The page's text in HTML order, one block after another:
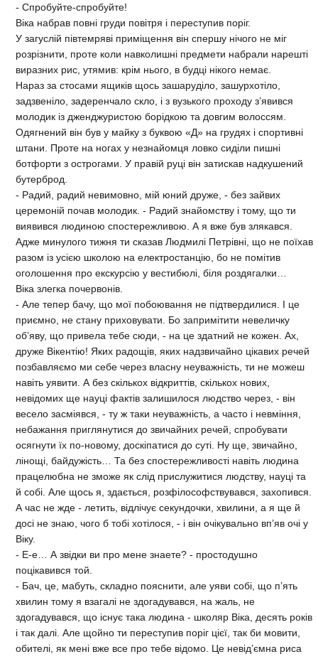
- Спробуйте-спробуйте!
Віка набрав повні груди повітря і переступив поріг.
У загуслій півтемряві приміщення він спершу нічого не міг
розрізнити, проте коли навколишні предмети набрали нарешті
виразних рис, утямив: крім нього, в будці нікого немає.
Нараз за стосами ящиків щось зашаруділо, зашурхотіло,
задзвеніло, задеренчало скло, і з вузького проходу з’явився
молодик із дженджуристою борідкою та довгим волоссям.
Одягнений він був у майку з буквою «Д» на грудях і спортивні
штани. Проте на ногах у незнайомця ловко сиділи пишні
ботфорти з острогами. У правій руці він затискав надкушений
бутерброд.
- Радий, радий невимовно, мій юний друже, - без зайвих
церемоній почав молодик. - Радий знайомству і тому, що ти
виявився людиною спостережливою. А я вже був злякався.
Адже минулого тижня ти сказав Людмилі Петрівні, що не поїхав
разом із усією школою на електростанцію, бо не помітив
оголошення про екскурсію у вестибюлі, біля роздягалки…
Віка злегка почервонів.
- Але тепер бачу, що мої побоювання не підтвердилися. І це
приємно, не стану приховувати. Бо запримітити невеличку
об’яву, що привела тебе сюди, - на це здатний не кожен. Ах,
друже Вікентію! Яких радощів, яких надзвичайно цікавих речей
позбавляємо ми себе через власну неуважність, ти не можеш
навіть уявити. А без скількох відкриттів, скількох нових,
невідомих ще науці фактів залишилося людство через, - він
весело засміявся, - ту ж таки неуважність, а часто і невміння,
небажання приглянутися до звичайних речей, спробувати
осягнути їх по-новому, доскіпатися до суті. Ну ще, звичайно,
лінощі, байдужість… Та без спостережливості навіть людина
працелюбна не зможе як слід прислужитися людству, науці та
й собі. Але щось я, здається, розфілософствувався, захопився.
А час не жде - летить, відлічує секундочки, хвилини, а я ще й
досі не знаю, чого б тобі хотілося, - і він очікувально вп’яв очі у
Віку.
- Е-е… А звідки ви про мене знаете? - простодушно
поцікавився той.
- Бач, це, мабуть, складно пояснити, але уяви собі, що п’ять
хвилин тому я взагалі не здогадувався, на жаль, не
здогадувався, що існує така людина - школяр Віка, десять років
і так далі. Але щойно ти переступив поріг цієї, так би мовити,
обителі, як мені вже все про тебе відомо. Це невід’ємна риса